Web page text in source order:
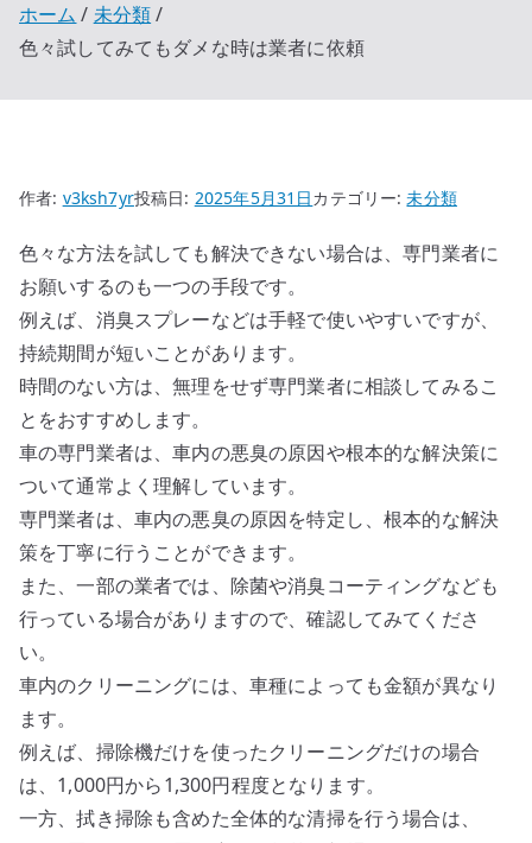
ホーム
未分類
色々試してみてもダメな時は業者に依頼
作者: v3ksh7yr投稿日: 2025年5月31日カテゴリー:未分類
色々な方法を試しても解決できない場合は、専門業者に
お願いするのも一つの手段です。
例えば、消臭スプレーなどは手軽で使いやすいですが、
持続期間が短いことがあります。
時間のない方は、無理をせず専門業者に相談してみるこ
とをおすすめします。
車の専門業者は、車内の悪臭の原因や根本的な解決策に
ついて通常よく理解しています。
専門業者は、車内の悪臭の原因を特定し、根本的な解決
策を丁寧に行うことができます。
また、一部の業者では、除菌や消臭コーティングなども
行っている場合がありますので、確認してみてくださ
い。
車内のクリーニングには、車種によっても金額が異なり
ます。
例えば、掃除機だけを使ったクリーニングだけの場合
は、1,000円から1,300円程度となります。
一方、拭き掃除も含めた全体的な清掃を行う場合は、